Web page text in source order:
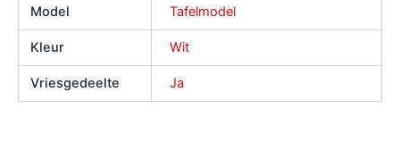
Model Tafelmodel
Kleur Wit
Vriesgedeelte Ja